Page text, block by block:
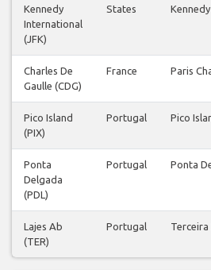
Kennedy
International
(JFK)
States
Kennedy
Charles De
Gaulle (CDG)
France Paris
Pico Island
(PIX)
Portugal Pico
Ponta
Delgada
(PDL)
Portugal Ponta
Lajes Ab
(TER)
Portugal Terceira